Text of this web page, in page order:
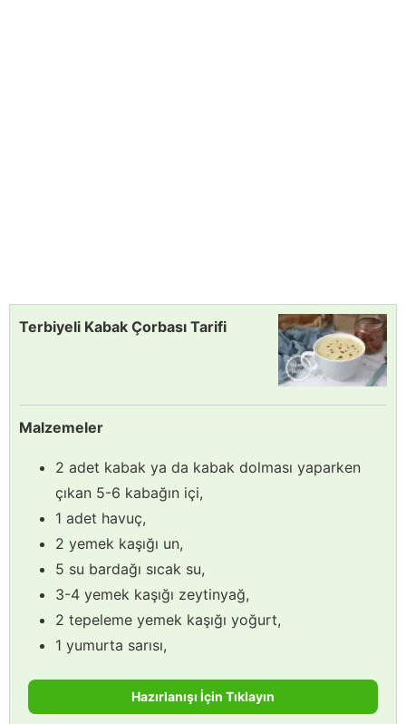
Terbiyeli Kabak Çorbası Tarifi
Malzemeler
2 adet kabak ya da kabak dolması yaparken
çıkan 5-6 kabağın içi,
1 adet havuç,
2 yemek kaşığı un,
5 su bardağı sıcak su,
3-4 yemek kaşığı zeytinyağ,
2 tepeleme yemek kaşığı yoğurt,
1 yumurta sarısı,
Hazırlanışı İçin Tıklayın